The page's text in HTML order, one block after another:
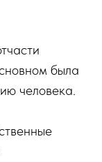
была
человека.